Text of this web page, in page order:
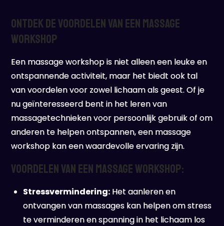
Ontdek de Voordelen van een Massage
Workshop
Een massage workshop is niet alleen een leuke en
ontspannende activiteit, maar het biedt ook tal
van voordelen voor zowel lichaam als geest. Of je
nu geïnteresseerd bent in het leren van
massagetechnieken voor persoonlijk gebruik of om
anderen te helpen ontspannen, een massage
workshop kan een waardevolle ervaring zijn.
Voordelen van een Massage Workshop:
Stressvermindering: Het aanleren en
ontvangen van massages kan helpen om stress
te verminderen en spanning in het lichaam los